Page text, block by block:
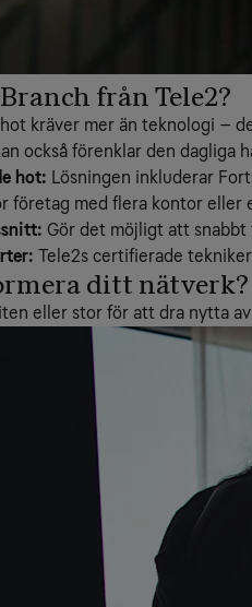
från Tele2?
kräver mer än teknologi –
också förenklar den dagliga
hot: Lösningen inkluderar
företag med flera kontor eller
Gör det möjligt att
Tele2s certifierade
ditt nätverk?
eller stor för att dra nytta